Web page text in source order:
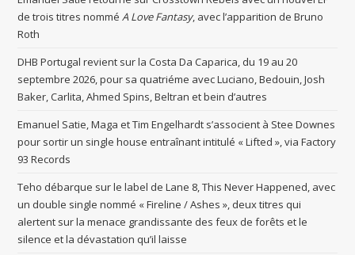
de trois titres nomméA Love Fantasy, avec l’apparition de Bruno
Roth
DHB Portugal revient sur la Costa Da Caparica, du 19 au 20
septembre 2026, pour sa quatriéme avec Luciano, Bedouin, Josh
Baker, Carlita, Ahmed Spins, Beltran et bein d’autres
Emanuel Satie, Maga et Tim Engelhardt s’associent à Stee Downes
pour sortir un single house entraînant intitulé « Lifted », via Factory
93 Records
Teho débarque sur le label de Lane 8, This Never Happened, avec
un double single nommé « Fireline / Ashes », deux titres qui
alertent sur la menace grandissante des feux de forêts et le
silence et la dévastation qu’il laisse